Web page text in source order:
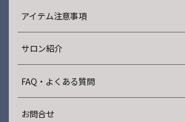
アイテム注意事項
サロン紹介
FAQ・よくある質問
お問合せ